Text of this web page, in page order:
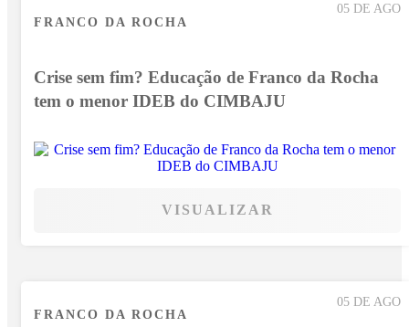
05 DE AGO
FRANCO DA ROCHA
Crise sem fim? Educação de Franco da Rocha
tem o menor IDEB do CIMBAJU
VISUALIZAR
05 DE AGO
FRANCO DA ROCHA